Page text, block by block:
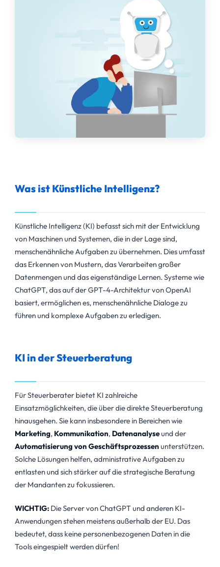
Was ist Künstliche Intelligenz?
Künstliche Intelligenz (KI) befasst sich mit der Entwicklung
von Maschinen und Systemen, die in der Lage sind,
menschenähnliche Aufgaben zu übernehmen. Dies umfasst
das Erkennen von Mustern, das Verarbeiten großer
Datenmengen und das eigenständige Lernen. Systeme wie
ChatGPT, das auf der GPT-4-Architektur von OpenAI
basiert, ermöglichen es, menschenähnliche Dialoge zu
führen und komplexe Aufgaben zu erledigen.
KI in der Steuerberatung
Für Steuerberater bietet KI zahlreiche
Einsatzmöglichkeiten, die über die direkte Steuerberatung
hinausgehen. Sie kann insbesondere in Bereichen wie
Marketing, Kommunikation, Datenanalyseund der
Automatisierung von Geschäftsprozessen unterstützen.
Solche Lösungen helfen, administrative Aufgaben zu
entlasten und sich stärker auf die strategische Beratung
der Mandanten zu fokussieren.
WICHTIG: Die Server von ChatGPT und anderen KI-
Anwendungen stehen meistens außerhalb der EU. Das
bedeutet, dass keine personenbezogenen Daten in die
Tools eingespielt werden dürfen!